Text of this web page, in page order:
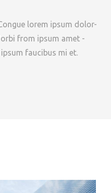
lorem ipsum dolor-
from ipsum amet -
faucibus mi et.